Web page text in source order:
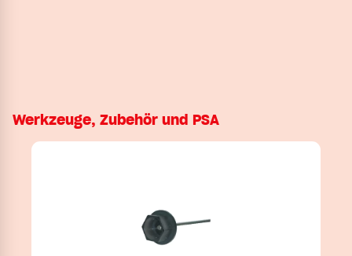
Werkzeuge, Zubehör und PSA